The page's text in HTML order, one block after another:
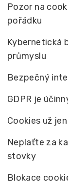
Pozor na
pořádku
Kybernetická
průmyslu
Bezpečný
GDPR je
Cookies už
Neplaťte za
stovky
Blokace